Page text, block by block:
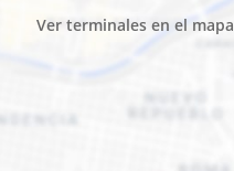
Ver terminales en el mapa